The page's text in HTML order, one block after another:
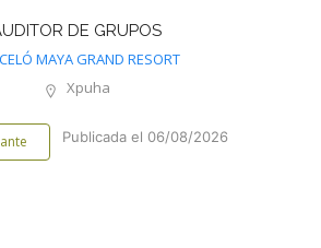
DE GRUPOS
MAYA GRAND RESORT
Xpuha
Publicada el 06/08/2026